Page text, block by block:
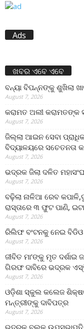
Ads
ଖବର ଏବେ ଏବେ
ବନ୍ୟା ବିପନ୍ନଙ୍କୁ ଶୁଖିଲା
August 7, 2026
କରାମତ ଅଲୀ କରାମତଙ୍କ
August 7, 2026
ଜିଲ୍ଲା ଆଇନ ସେବା
ବିଦ୍ୟାଳୟରେ ସଚେତନତା
August 7, 2026
ଭଦ୍ରକ ଜିଲା ଦଳିତ
August 7, 2026
ବଢ଼ିଲା ନାଳିଆ ରେବ
ରାସ୍ତାରେ ୩ ଫୁଟ ପାଣି,
August 7, 2026
ରିଲିଫ ବଂଟନକୁ ନେଇ ବିଡିଓ
August 7, 2026
ଜୀବିତ ମା’ଙ୍କୁ ମୃତ
ଗିରଫ ଦାବିରେ ଭଦ୍ରକ
August 7, 2026
ଓଡ଼ିଶା ସ୍କୁଲ କଲେଜ
ମନ୍ତ୍ରୀଙ୍କୁ ଦାବିପତ୍ର
August 7, 2026